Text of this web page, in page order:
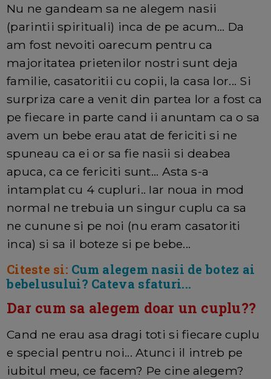
Nu ne gandeam sa ne alegem nasii
(parintii spirituali) inca de pe acum... Da
am fost nevoiti oarecum pentru ca
majoritatea prietenilor nostri sunt deja
familie, casatoritii cu copii, la casa lor... Si
surpriza care a venit din partea lor a fost ca
pe fiecare in parte cand ii anuntam ca o sa
avem un bebe erau atat de fericiti si ne
spuneau ca ei or sa fie nasii si deabea
apuca, ca ce fericiti sunt... Asta s-a
intamplat cu 4 cupluri.. Iar noua in mod
normal ne trebuia un singur cuplu ca sa
ne cunune si pe noi (nu eram casatoriti
inca) si sa il boteze si pe bebe...
Citeste si: Cum alegem nasii de botez ai
bebelusului? Cateva sfaturi...
Dar cum sa alegem doar un cuplu??
Cand ne erau asa dragi toti si fiecare cuplu
e special pentru noi... Atunci il intreb pe
iubitul meu, ce facem? Pe cine alegem?